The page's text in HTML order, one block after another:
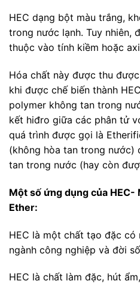
HEC dạng bột màu trắng,
trong nước lạnh. Tuy nhiên,
thuộc vào tính kiềm hoặc
Hóa chất này được thu
khi được chế biến thành
polymer không tan trong
kết hiđro giữa các phân tử
quá trình được gọi là
(không hòa tan trong nước)
tan trong nước (hay còn
Một số ứng dụng của HEC-
Ether:
HEC là một chất tạo đặc
ngành công nghiệp và đời
HEC là chất làm đặc, hút